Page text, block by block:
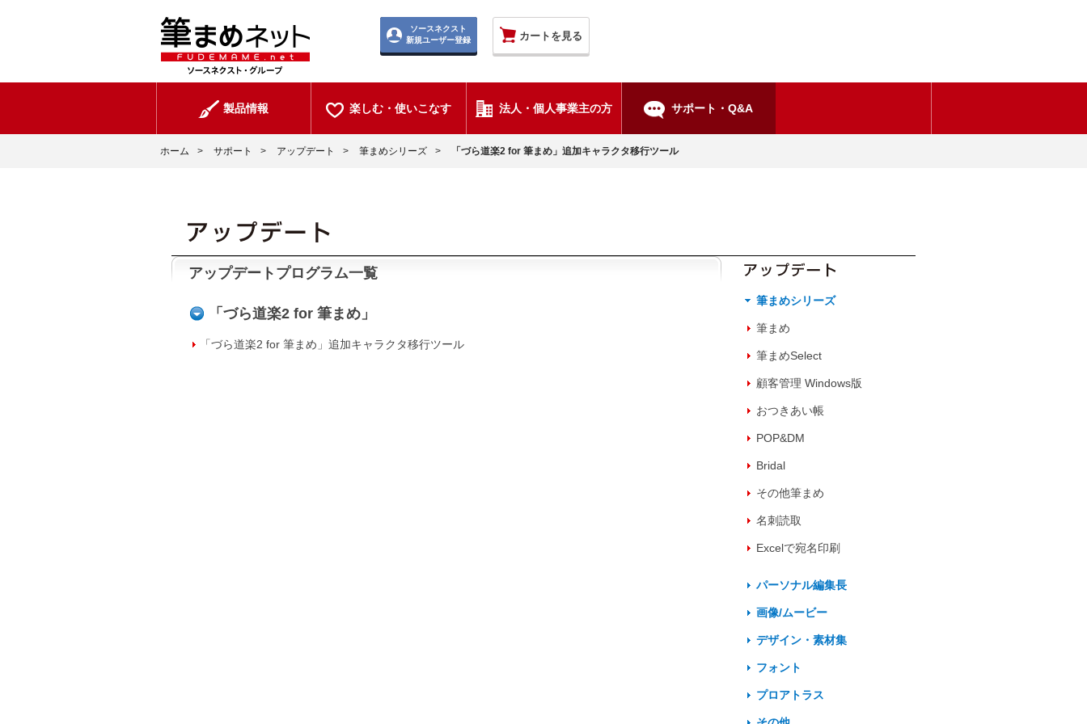
ソースネクスト
新規ユーザー登録
カートを見る
製品情報 楽しむ・使いこなす 法人・個人事業主の方 サポート・Q&A
ホーム > サポート > アップデート > 筆まめシリーズ > 「づら道楽2 for 筆まめ」追加キャラクタ移行ツール
アップデートプログラム一覧
「づら道楽2 for 筆まめ」
「づら道楽2 for 筆まめ」追加キャラクタ移行ツール
筆まめシリーズ
筆まめ
筆まめSelect
顧客管理 Windows版
おつきあい帳
POP&DM
Bridal
その他筆まめ
名刺読取
Excelで宛名印刷
パーソナル編集長
画像/ムービー
デザイン・素材集
フォント
プロアトラス